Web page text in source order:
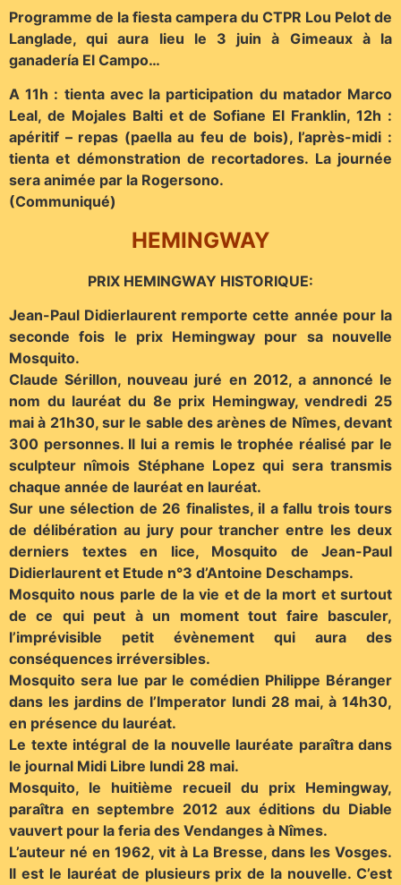
Programme de la fiesta campera du CTPR Lou Pelot de
Langlade, qui aura lieu le 3 juin à Gimeaux à la
ganadería El Campo…
A 11h : tienta avec la participation du matador Marco
Leal, de Mojales Balti et de Sofiane El Franklin, 12h :
apéritif – repas (paella au feu de bois), l’après-midi :
tienta et démonstration de recortadores. La journée
sera animée par la Rogersono.
(Communiqué)
HEMINGWAY
PRIX HEMINGWAY HISTORIQUE:
Jean-Paul Didierlaurent remporte cette année pour la
seconde fois le prix Hemingway pour sa nouvelle
Mosquito.
Claude Sérillon, nouveau juré en 2012, a annoncé le
nom du lauréat du 8e prix Hemingway, vendredi 25
mai à 21h30, sur le sable des arènes de Nîmes, devant
300 personnes. Il lui a remis le trophée réalisé par le
sculpteur nîmois Stéphane Lopez qui sera transmis
chaque année de lauréat en lauréat.
Sur une sélection de 26 finalistes, il a fallu trois tours
de délibération au jury pour trancher entre les deux
derniers textes en lice, Mosquito de Jean-Paul
Didierlaurent et Etude n°3 d’Antoine Deschamps.
Mosquito nous parle de la vie et de la mort et surtout
de ce qui peut à un moment tout faire basculer,
l’imprévisible petit évènement qui aura des
conséquences irréversibles.
Mosquito sera lue par le comédien Philippe Béranger
dans les jardins de l’Imperator lundi 28 mai, à 14h30,
en présence du lauréat.
Le texte intégral de la nouvelle lauréate paraîtra dans
le journal Midi Libre lundi 28 mai.
Mosquito, le huitième recueil du prix Hemingway,
paraîtra en septembre 2012 aux éditions du Diable
vauvert pour la feria des Vendanges à Nîmes.
L’auteur né en 1962, vit à La Bresse, dans les Vosges.
Il est le lauréat de plusieurs prix de la nouvelle. C’est